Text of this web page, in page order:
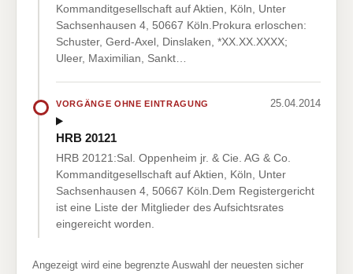
Kommanditgesellschaft auf Aktien, Köln, Unter
Sachsenhausen 4, 50667 Köln.Prokura erloschen:
Schuster, Gerd-Axel, Dinslaken, *XX.XX.XXXX;
Uleer, Maximilian, Sankt…
VORGÄNGE OHNE EINTRAGUNG 25.04.2014
HRB 20121
HRB 20121:Sal. Oppenheim jr. & Cie. AG & Co.
Kommanditgesellschaft auf Aktien, Köln, Unter
Sachsenhausen 4, 50667 Köln.Dem Registergericht
ist eine Liste der Mitglieder des Aufsichtsrates
eingereicht worden.
Angezeigt wird eine begrenzte Auswahl der neuesten sicher